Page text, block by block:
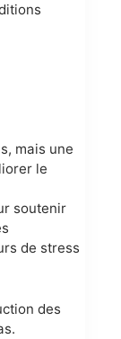
mais une
le
soutenir
de stress
des